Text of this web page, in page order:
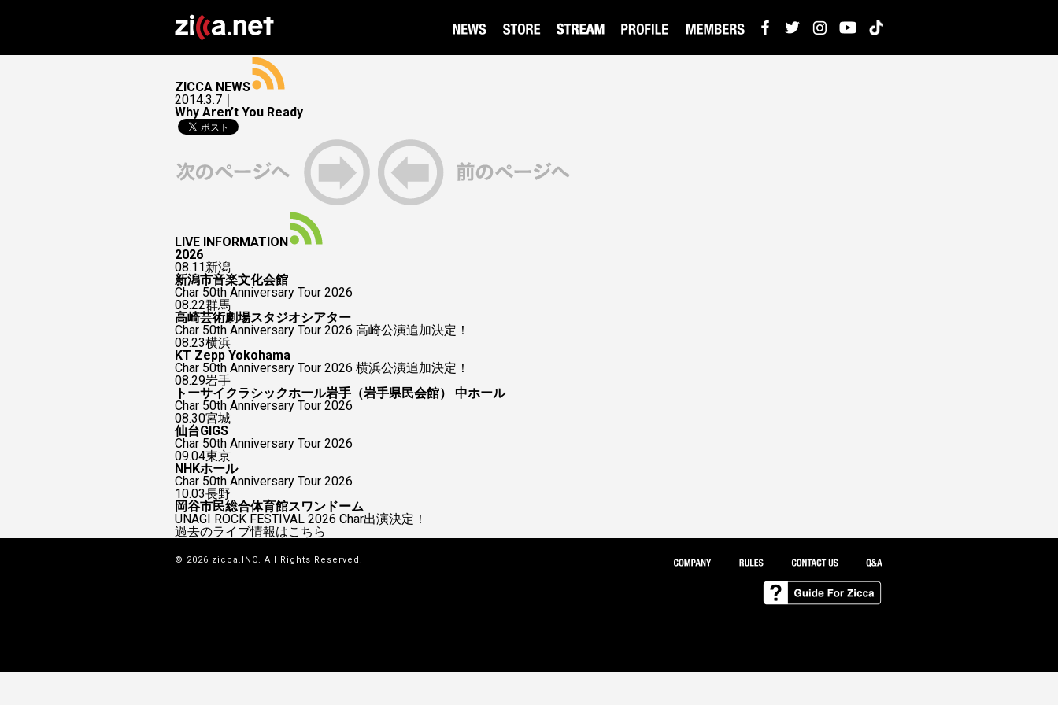
ZICCA NEWS
2014.3.7｜
Why Aren’t You Ready
LIVE INFORMATION
2026
08.11新潟
新潟市音楽文化会館
Char 50th Anniversary Tour 2026
08.22群馬
高崎芸術劇場スタジオシアター
Char 50th Anniversary Tour 2026 高崎公演追加決定！
08.23横浜
KT Zepp Yokohama
Char 50th Anniversary Tour 2026 横浜公演追加決定！
08.29岩手
トーサイクラシックホール岩手（岩手県民会館） 中ホール
Char 50th Anniversary Tour 2026
08.30宮城
仙台GIGS
Char 50th Anniversary Tour 2026
09.04東京
NHKホール
Char 50th Anniversary Tour 2026
10.03長野
岡谷市民総合体育館スワンドーム
UNAGI ROCK FESTIVAL 2026 Char出演決定！
過去のライブ情報はこちら
© 2026 zicca.INC. All Rights Reserved.